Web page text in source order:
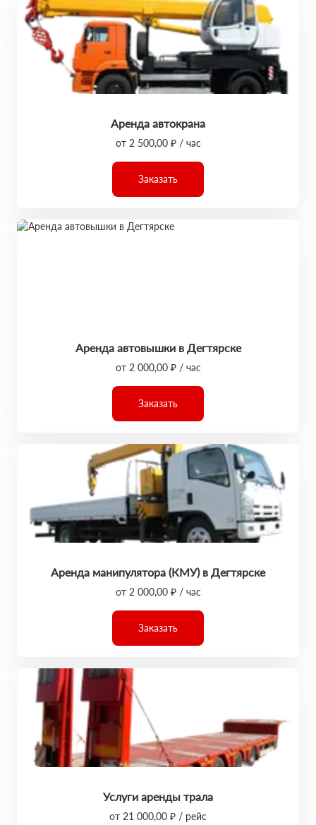
Аренда автокрана
от 2 500,00 ₽ / час
Заказать
Аренда автовышки в Дегтярске
от 2 000,00 ₽ / час
Заказать
Аренда манипулятора (КМУ) в Дегтярске
от 2 000,00 ₽ / час
Заказать
Услуги аренды трала
от 21 000,00 ₽ / рейс